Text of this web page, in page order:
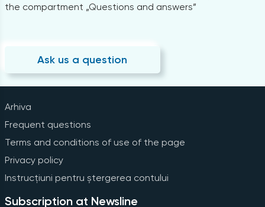
the compartment „Questions and answers”
Ask us a question
Arhiva
Frequent questions
Terms and conditions of use of the page
Privacy policy
Instrucțiuni pentru ștergerea contului
Subscription at Newsline